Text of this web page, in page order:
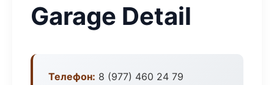
Garage Detail
Телефон: 8 (977) 460 24 79